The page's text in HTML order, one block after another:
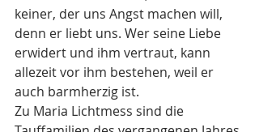
keiner, der uns Angst machen will,
denn er liebt uns. Wer seine Liebe
erwidert und ihm vertraut, kann
allezeit vor ihm bestehen, weil er
auch barmherzig ist.
Zu Maria Lichtmess sind die